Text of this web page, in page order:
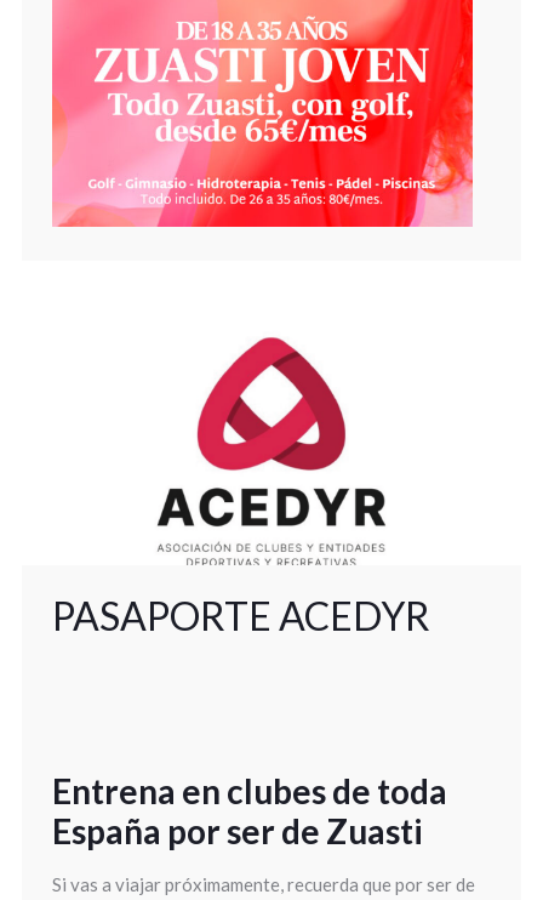
PASAPORTE ACEDYR
Entrena en clubes de toda
España por ser de Zuasti
Si vas a viajar próximamente, recuerda que por ser de